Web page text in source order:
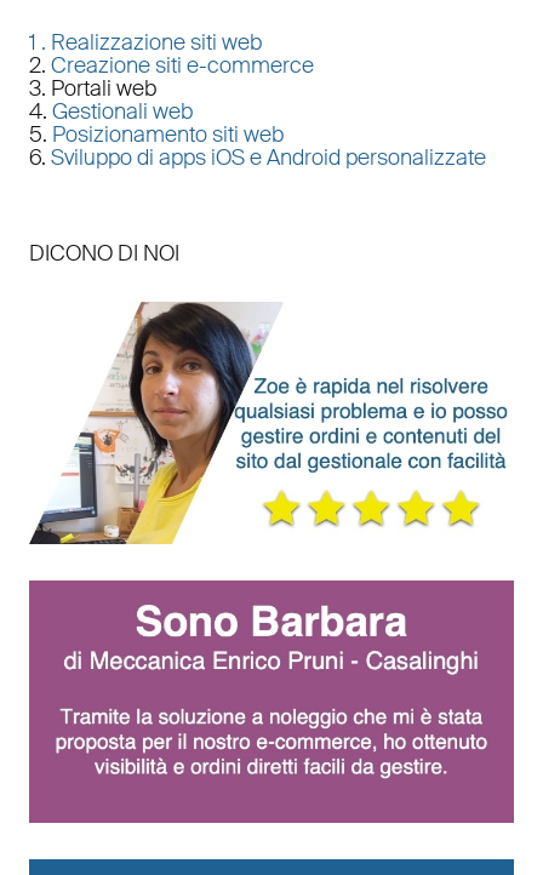
1 . Realizzazione siti web
2. Creazione siti e-commerce
3. Portali web
4. Gestionali web
5. Posizionamento siti web
6. Sviluppo di apps iOS e Android personalizzate
DICONO DI NOI